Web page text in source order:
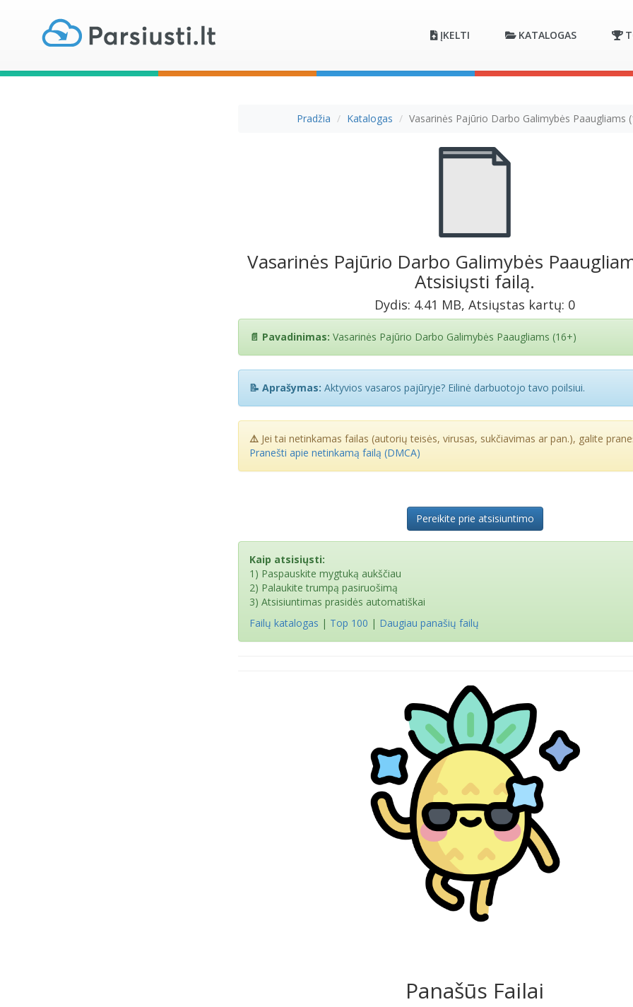
ĮKELTI KATALOGAS
Pradžia Katalogas Vasarinės Pajūrio Darbo Galimybės Paaugliams
Vasarinės Pajūrio Darbo Galimybės
Atsisiųsti failą.
Dydis: 4.41 MB, Atsiųstas kartų: 0
📄 Pavadinimas: Vasarinės Pajūrio Darbo Galimybės Paaugliams (16+)
📝 Aprašymas: Aktyvios vasaros pajūryje? Eilinė darbuotojo tavo poilsiui.
⚠️ Jei tai netinkamas failas (autorių teisės, virusas, sukčiavimas ar pan.), galite
Pranešti apie netinkamą failą (DMCA)
Pereikite prie atsisiuntimo
Kaip atsisiųsti:
1) Paspauskite mygtuką aukščiau
2) Palaukite trumpą pasiruošimą
3) Atsisiuntimas prasidės automatiškai
Failų katalogas | Top 100 | Daugiau panašių failų
Panašūs Failai